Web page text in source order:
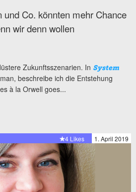
und Co. könnten mehr Chance
wir denn wollen
Zukunftsszenarien. In System
beschreibe ich die Entstehung
à la Orwell goes...
1. April 2019
4 Likes